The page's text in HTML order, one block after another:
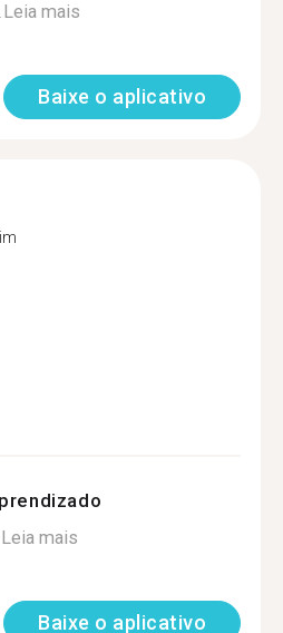
Leia mais
Baixe o aplicativo
Leia mais
Baixe o aplicativo